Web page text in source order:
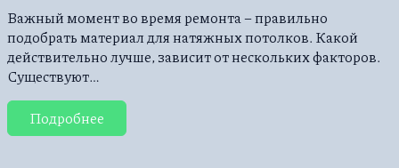
Важный момент во время ремонта – правильно
подобрать материал для натяжных потолков. Какой
действительно лучше, зависит от нескольких факторов.
Существуют…
Подробнее